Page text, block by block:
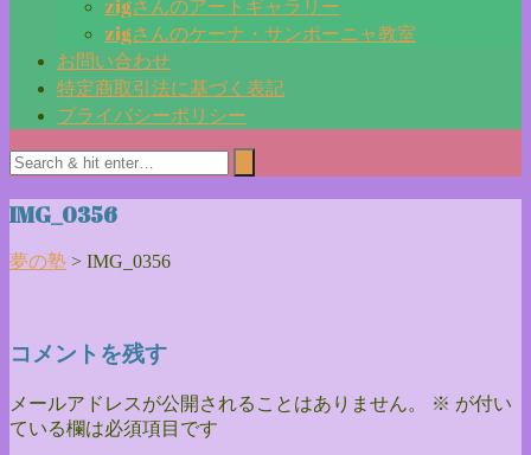
zigさんのアートギャラリー
zigさんのケーナ・サンポーニャ教室
お問い合わせ
特定商取引法に基づく表記
プライバシーポリシー
IMG_0356
夢の塾 > IMG_0356
コメントを残す
メールアドレスが公開されることはありません。 ※ が付い
ている欄は必須項目です